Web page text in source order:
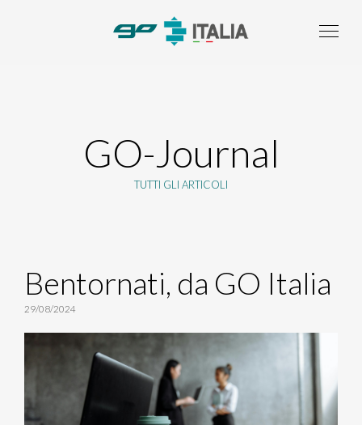
GO-Journal
TUTTI GLI ARTICOLI
Bentornati, da GO Italia
29/08/2024